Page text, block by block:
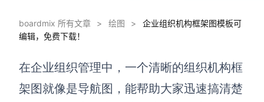
博思白板离线版
博思设计
一体化产品设计工具
boardmix 所有文章 > 绘图 >
企业组织机构框架图模板可
编辑，免费下载！
在企业组织管理中，一个清晰的组织机构框
架图就像是导航图，能帮助大家迅速搞清楚